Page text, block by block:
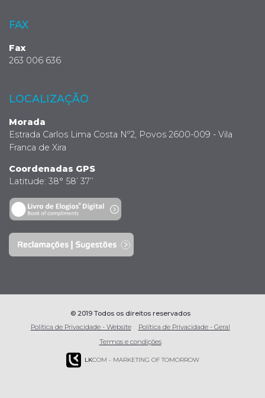
FAX
Fax
263 006 636
LOCALIZAÇÃO
Morada
Estrada Carlos Lima Costa Nº2, Povos 2600-009 - Vila
Franca de Xira
Coordenadas GPS
Latitude: 38° 58’ 37’’
© 2019 Todos os direitos reservados
Política de Privacidade - Website
Política de Privacidade - Geral
Termos e condições
LKCOM - MARKETING OF TOMORROW